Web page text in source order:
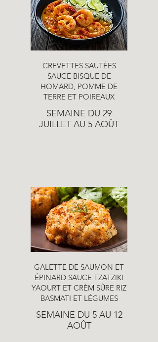
CREVETTES SAUTÉES
SAUCE BISQUE DE
HOMARD, POMME DE
TERRE ET POIREAUX
SEMAINE DU 29
JUILLET AU 5 AOÛT
GALETTE DE SAUMON ET
ÉPINARD SAUCE TZATZIKI
YAOURT ET CRÈM SÛRE RIZ
BASMATI ET LÉGUMES
SEMAINE DU 5 AU 12
AOÛT